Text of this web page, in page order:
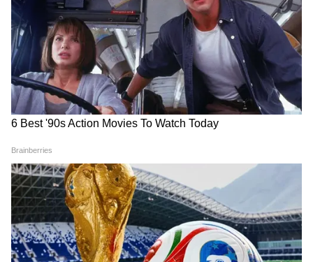
3
10
Image Credit :
নমুনা সংগ্রহ
সিবিআই-এর তদন্তকারী দলের হাতে ছিল
অত্যাধুনিক যন্ত্রপাতি। প্রাথমিক অনুমান সিবিআই
আধিকারিকরা নমুনা সংগ্রহ করেন।